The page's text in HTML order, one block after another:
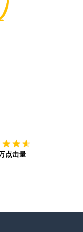
点击量